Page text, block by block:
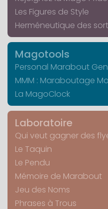
Les Figures de Style
Herméneutique des
Magotools
Personal Marabout
MMM : Maraboutage
La MagoClock
Laboratoire
Qui veut gagner des
Le Taquin
Le Pendu
Mémoire de Marabout
Jeu des Noms
Phrases à Trous